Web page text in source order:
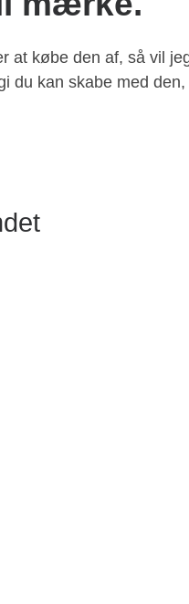
købe den af, så vil
kan skabe med den,